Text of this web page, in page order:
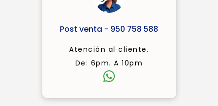
Post venta - 950 758 588
Atención al cliente.
De: 6pm. A 10pm